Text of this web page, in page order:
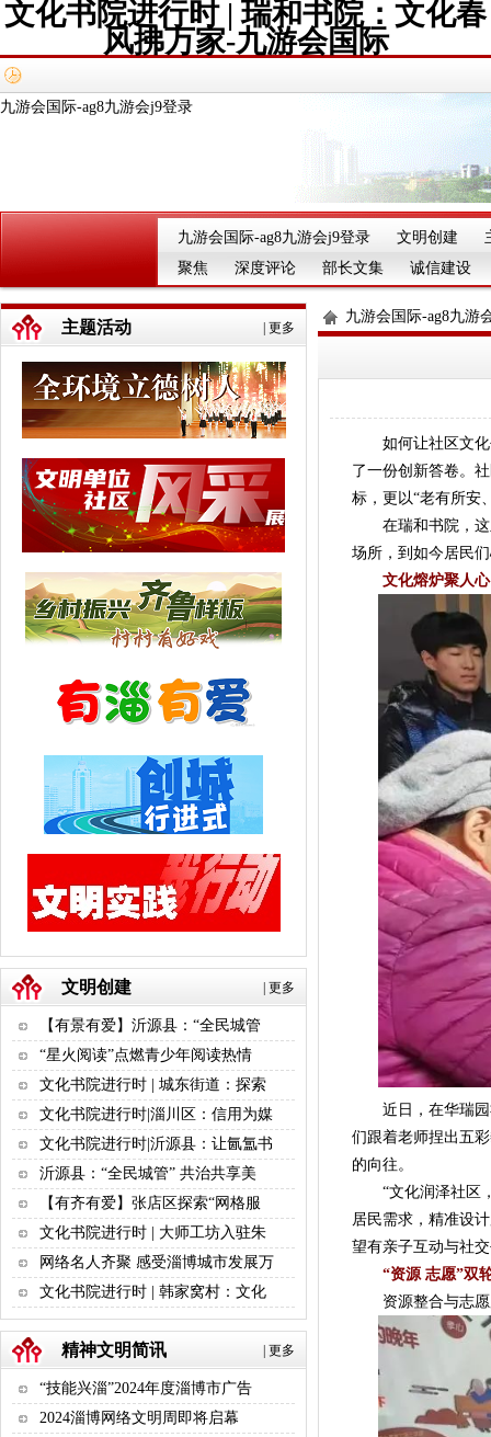
文化书院进行时 | 瑞和书院：文化春
风拂万家-九游会国际
九游会国际-ag8九游会j9登录
九游会国际-ag8九游会j9登录 文明创建
聚焦
深度评论 部长文集 诚信建设
更多
主题活动
更多
文明创建
【有景有爱】沂源县：“全民城管
“星火阅读”点燃青少年阅读热情
文化书院进行时 | 城东街道：探索
文化书院进行时|淄川区：信用为媒
文化书院进行时|沂源县：让氤氲书
沂源县：“全民城管” 共治共享美
【有齐有爱】张店区探索“网格服
文化书院进行时 | 大师工坊入驻朱
网络名人齐聚 感受淄博城市发展万
文化书院进行时 | 韩家窝村：文化
更多
精神文明简讯
“技能兴淄”2024年度淄博市广告
2024淄博网络文明周即将启幕
九游会国际-ag8九游
如何让社区文化
了一份创新答卷。
标，更以“老有所安
在瑞和书院，这
场所，到如今居民
文化熔炉聚人
近日，在华瑞园
们跟着老师捏出五
的向往。
“文化润泽社区，
居民需求，精准设
望有亲子互动与社
“资源 志愿”双
资源整合与志愿